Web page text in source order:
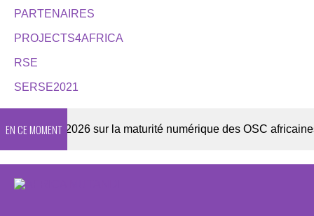
PARTENAIRES
PROJECTS4AFRICA
RSE
SERSE2021
EN CE MOMENT2026 sur la maturité numérique des OSC africaines